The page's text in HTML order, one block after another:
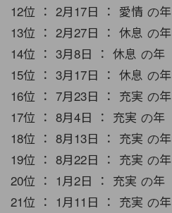
12位 ： 2月17日 ： 愛情 の年
13位 ： 2月27日 ： 休息 の年
14位 ： 3月8日 ： 休息 の年
15位 ： 3月17日 ： 休息 の年
16位 ： 7月23日 ： 充実 の年
17位 ： 8月4日 ： 充実 の年
18位 ： 8月13日 ： 充実 の年
19位 ： 8月22日 ： 充実 の年
20位 ： 1月2日 ： 充実 の年
21位 ： 1月11日 ： 充実 の年